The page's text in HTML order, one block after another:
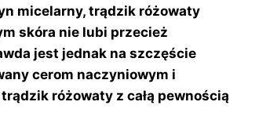
micelarny, trądzik różowaty
skóra nie lubi przecież
jest jednak na szczęście
cerom naczyniowym i
różowaty z całą pewnością